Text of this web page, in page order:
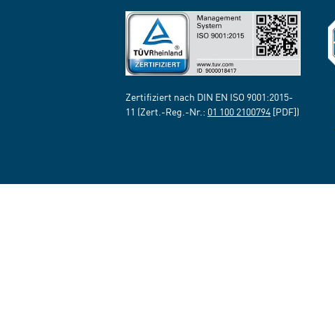
Zertifiziert nach DIN EN ISO 9001:2015-
11 (Zert.-Reg.-Nr.: 01 100 2100794 [PDF])